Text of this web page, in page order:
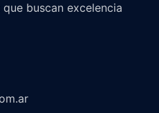
buscan excelencia